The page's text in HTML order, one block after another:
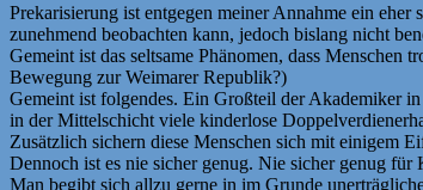
Prekarisierung ist entgegen meiner Annahme ein
zunehmend beobachten kann, jedoch bislang nicht
Gemeint ist das seltsame Phänomen, dass
Bewegung zur Weimarer Republik?)
Gemeint ist folgendes. Ein Großteil der Akademiker
in der Mittelschicht viele kinderlose
Zusätzlich sichern diese Menschen sich mit einigem
Dennoch ist es nie sicher genug. Nie sicher genug
Man begibt sich allzu gerne in im Grunde